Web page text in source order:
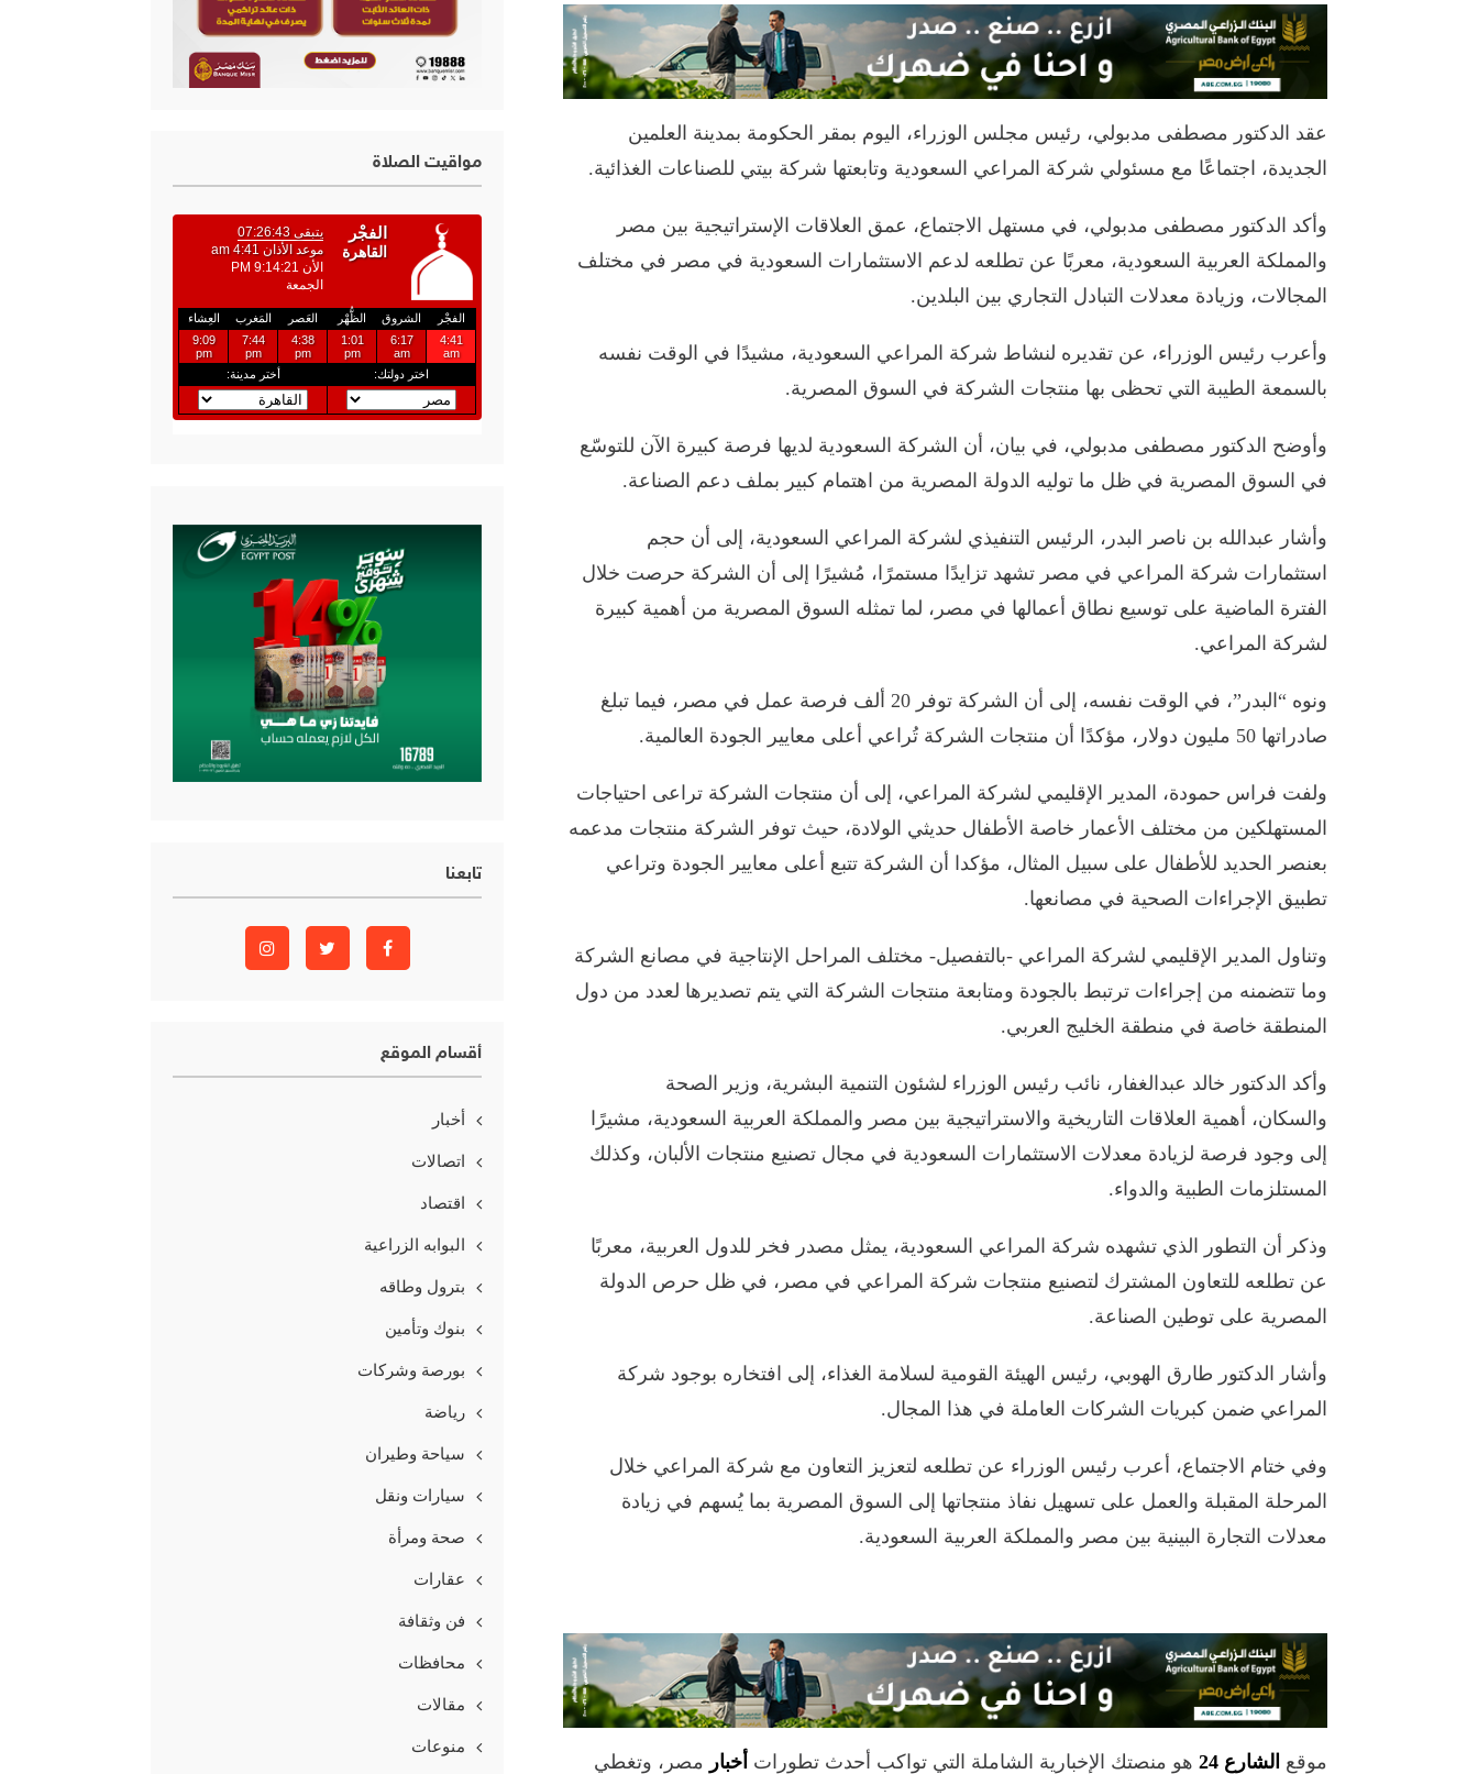
عقد الدكتور مصطفى مدبولي، رئيس مجلس الوزراء، اليوم بمقر الحكومة بمدينة العلمين
الجديدة، اجتماعًا مع مسئولي شركة المراعي السعودية وتابعتها شركة بيتي للصناعات الغذائية.
وأكد الدكتور مصطفى مدبولي، في مستهل الاجتماع، عمق العلاقات الإستراتيجية بين مصر
والمملكة العربية السعودية، معربًا عن تطلعه لدعم الاستثمارات السعودية في مصر في مختلف
المجالات، وزيادة معدلات التبادل التجاري بين البلدين.
وأعرب رئيس الوزراء، عن تقديره لنشاط شركة المراعي السعودية، مشيدًا في الوقت نفسه
بالسمعة الطيبة التي تحظى بها منتجات الشركة في السوق المصرية.
وأوضح الدكتور مصطفى مدبولي، في بيان، أن الشركة السعودية لديها فرصة كبيرة الآن للتوسّع
في السوق المصرية في ظل ما توليه الدولة المصرية من اهتمام كبير بملف دعم الصناعة.
وأشار عبدالله بن ناصر البدر، الرئيس التنفيذي لشركة المراعي السعودية، إلى أن حجم
استثمارات شركة المراعي في مصر تشهد تزايدًا مستمرًا، مُشيرًا إلى أن الشركة حرصت خلال
الفترة الماضية على توسيع نطاق أعمالها في مصر، لما تمثله السوق المصرية من أهمية كبيرة
لشركة المراعي.
ونوه “البدر”، في الوقت نفسه، إلى أن الشركة توفر 20 ألف فرصة عمل في مصر، فيما تبلغ
صادراتها 50 مليون دولار، مؤكدًا أن منتجات الشركة تُراعي أعلى معايير الجودة العالمية.
ولفت فراس حمودة، المدير الإقليمي لشركة المراعي، إلى أن منتجات الشركة تراعى احتياجات
المستهلكين من مختلف الأعمار خاصة الأطفال حديثي الولادة، حيث توفر الشركة منتجات مدعمه
بعنصر الحديد للأطفال على سبيل المثال، مؤكدا أن الشركة تتبع أعلى معايير الجودة وتراعي
تطبيق الإجراءات الصحية في مصانعها.
وتناول المدير الإقليمي لشركة المراعي -بالتفصيل- مختلف المراحل الإنتاجية في مصانع الشركة
وما تتضمنه من إجراءات ترتبط بالجودة ومتابعة منتجات الشركة التي يتم تصديرها لعدد من دول
المنطقة خاصة في منطقة الخليج العربي.
وأكد الدكتور خالد عبدالغفار، نائب رئيس الوزراء لشئون التنمية البشرية، وزير الصحة
والسكان، أهمية العلاقات التاريخية والاستراتيجية بين مصر والمملكة العربية السعودية، مشيرًا
إلى وجود فرصة لزيادة معدلات الاستثمارات السعودية في مجال تصنيع منتجات الألبان، وكذلك
المستلزمات الطبية والدواء.
وذكر أن التطور الذي تشهده شركة المراعي السعودية، يمثل مصدر فخر للدول العربية، معربًا
عن تطلعه للتعاون المشترك لتصنيع منتجات شركة المراعي في مصر، في ظل حرص الدولة
المصرية على توطين الصناعة.
وأشار الدكتور طارق الهوبي، رئيس الهيئة القومية لسلامة الغذاء، إلى افتخاره بوجود شركة
المراعي ضمن كبريات الشركات العاملة في هذا المجال.
وفي ختام الاجتماع، أعرب رئيس الوزراء عن تطلعه لتعزيز التعاون مع شركة المراعي خلال
المرحلة المقبلة والعمل على تسهيل نفاذ منتجاتها إلى السوق المصرية بما يُسهم في زيادة
معدلات التجارة البينية بين مصر والمملكة العربية السعودية.
موقع الشارع 24 هو منصتك الإخبارية الشاملة التي تواكب أحدث تطورات أخبار مصر، وتغطي
مواقيت الصلاة
تابعنا
أقسام الموقع
أخبار
اتصالات
اقتصاد
البوابه الزراعية
بترول وطاقه
بنوك وتأمين
بورصة وشركات
رياضة
سياحة وطيران
سيارات ونقل
صحة ومرأة
عقارات
فن وثقافة
محافظات
مقالات
منوعات